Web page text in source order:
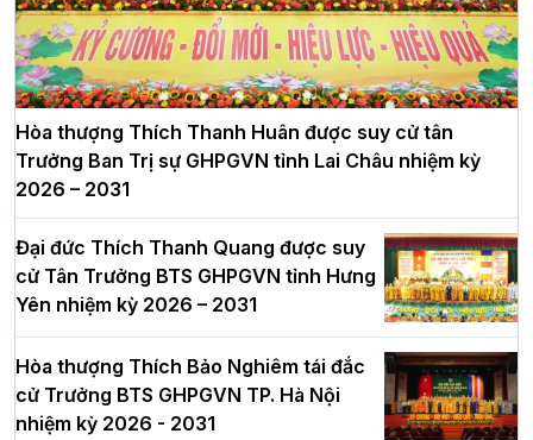
Hòa thượng Thích Thanh Huân được suy cử tân
Trưởng Ban Trị sự GHPGVN tỉnh Lai Châu nhiệm kỳ
2026 – 2031
Đại đức Thích Thanh Quang được suy
cử Tân Trưởng BTS GHPGVN tỉnh Hưng
Yên nhiệm kỳ 2026 – 2031
Hòa thượng Thích Bảo Nghiêm tái đắc
cử Trưởng BTS GHPGVN TP. Hà Nội
nhiệm kỳ 2026 - 2031